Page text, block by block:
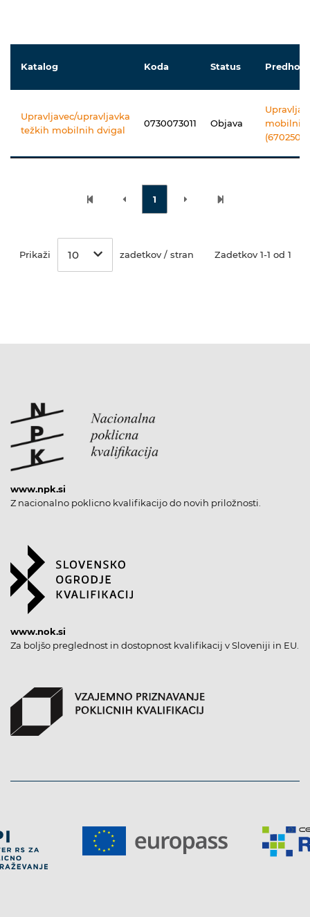
Katalog Koda Status
Upravljavec/upravljavka
težkih mobilnih dvigal
0730073011 Objava
mobilnih
1
Prikaži 10 zadetkov / stran Zadetkov 1-1 od 1
www.npk.si
Z nacionalno poklicno kvalifikacijo do novih priložnosti.
www.nok.si
Za boljšo preglednost in dostopnost kvalifikacij v Sloveniji in EU.